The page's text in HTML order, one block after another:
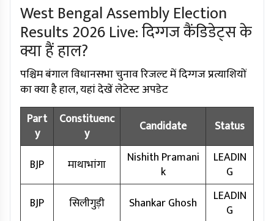
West Bengal Assembly Election
Results 2026 Live: दिग्गज कैंडिडेट्स के
क्या हैं हाल?
पश्चिम बंगाल विधानसभा चुनाव रिजल्ट में दिग्गज प्रत्याशियों
का क्या है हाल, यहां देखें लेटेस्ट अपडेट
Part
y
Constituenc
y
Candidate Status
BJP माथाभांगा
Nishith Pramani
k
LEADIN
G
BJP
सिलीगुड़ी Shankar Ghosh
LEADIN
G